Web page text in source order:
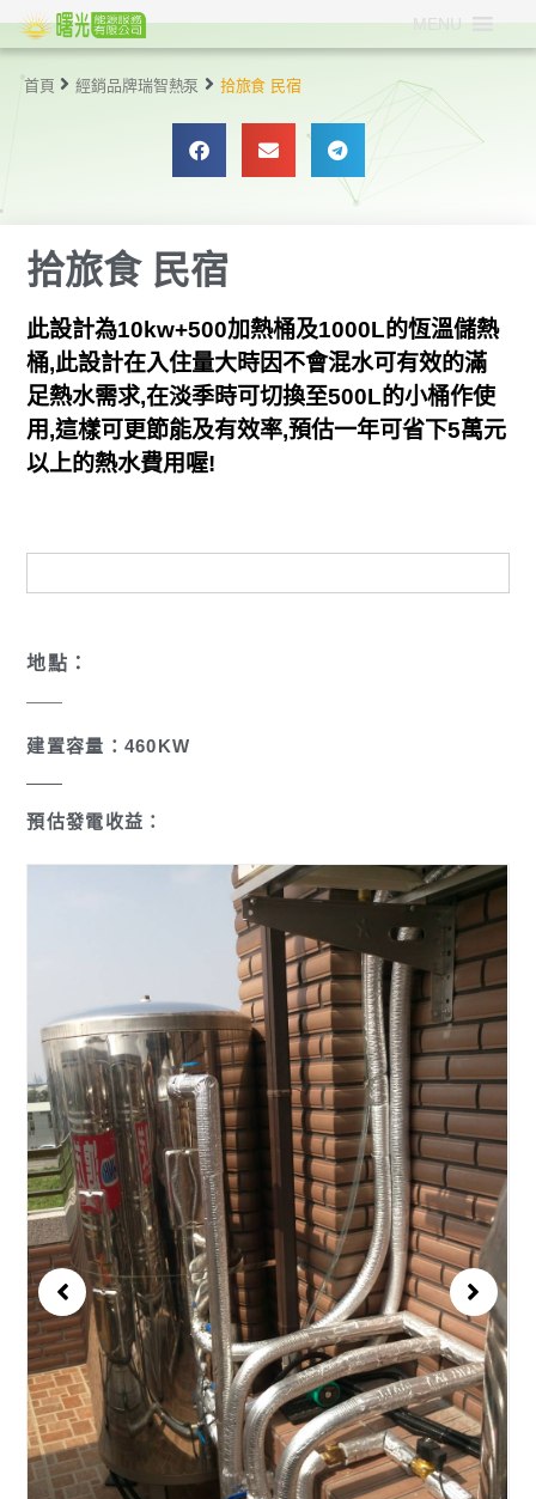
MENU
首頁 經銷品牌瑞智熱泵 拾旅食 民宿
拾旅食 民宿
此設計為10kw+500加熱桶及1000L的恆溫儲熱
桶,此設計在入住量大時因不會混水可有效的滿
足熱水需求,在淡季時可切換至500L的小桶作使
用,這樣可更節能及有效率,預估一年可省下5萬元
以上的熱水費用喔!
地點：
建置容量：460KW
預估發電收益：